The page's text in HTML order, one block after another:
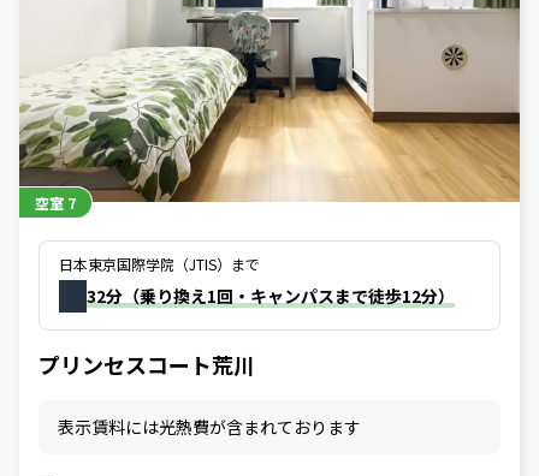
空室 7
日本東京国際学院（JTIS）まで
32分（乗り換え1回・キャンパスまで徒歩12分）
プリンセスコート荒川
表示賃料には光熱費が含まれております